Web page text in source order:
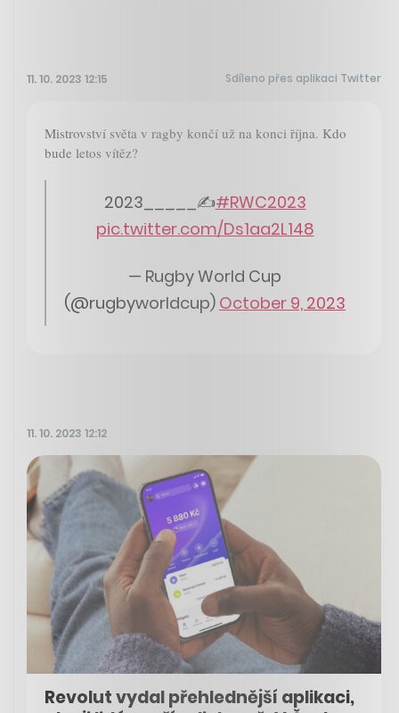
11. 10. 2023 12:15 Sdíleno přes aplikaci Twitter
Mistrovství světa v ragby končí už na konci října. Kdo
bude letos vítěz?
2023_____✍️#RWC2023
pic.twitter.com/Ds1aa2L148
— Rugby World Cup
(@rugbyworldcup) October 9, 2023
11. 10. 2023 12:12
Revolut vydal přehlednější aplikaci,